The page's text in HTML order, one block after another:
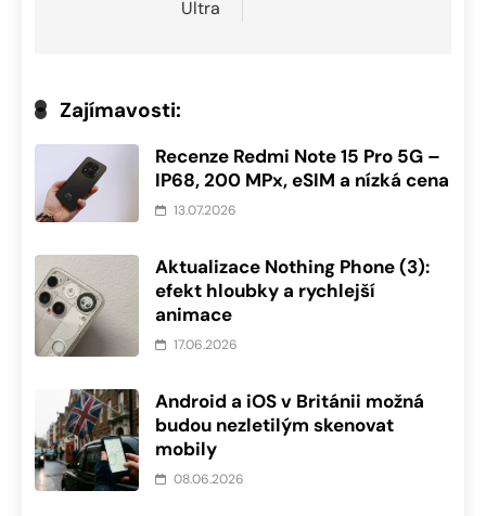
Ultra
Zajímavosti:
Recenze Redmi Note 15 Pro 5G –
IP68, 200 MPx, eSIM a nízká cena
13.07.2026
Aktualizace Nothing Phone (3):
efekt hloubky a rychlejší
animace
17.06.2026
Android a iOS v Británii možná
budou nezletilým skenovat
mobily
08.06.2026